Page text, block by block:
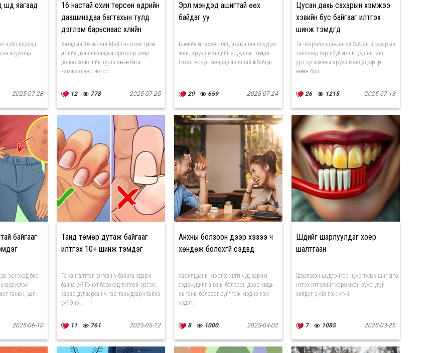
шүд яагаад
зүйл идэхэд
асуултад
2025-07-28
16 настай охин төрсөн өдрийн
даашинздаа багтахын тулд
дэглэм барьснаас үхлийн
ирмэгт хүрчээ
Хятадын 16 настай Мэй гэх охин төрсөн
өдрийн даашинзандаа орохоор хоёр
долоо хоногийн турш зөвхөн бага
хэмжээгээр ногоо ...
12 778 2025-07-25
Эрүүл мэндэд ашигтай өөх
байдаг уу
Биеийн өөх гэхээр бид ихэвчлэн илүүдэл
жин, эрүүл мэндийн асуудлыг төсөөлдөг.
Гэтэл эрүүл мэндэд ашигтай өөх байдаг.
29 659 2025-07-24
Цусан дахь сахарын хэмжээ
хэвийн бус байгааг илтгэх
шинж тэмдгүүд
Та чихрийн шижингүй байсан ч сахарын
түвшинд гарч буй өөрчлөлтүүд нь таны
урт хугацааны эрүүл мэндэд сөргөөр
нөлөөлж бол...
26 1215 2025-07-13
байгааг
эргэхэд бие
таньж, цаг
2025-06-10
Танд төмөр дутаж байгааг
илтгэх 10+ шинж тэмдэг
Та хангалттай унтсан ч байнга ядарч
байна уу? Гэнэт босоход толгой эргэж,
хавар дулаарсан ч гар тань даарч байна
уу? Энэ...
11 761 2025-05-12
Анхны болзоон дээр хэзээ ч
хөндөж болохгүй сэдвүүд
Харилцааны мэргэжилтнүүд зарим
сэдвүүдийг анхны болзоон дээр хөндөх
нь таны болзоог сүйтгэж мэднэ гэж
үздэг.
8 1000 2025-04-02
Шүдийг шарлуулдаг хоёр
шалтгаан
Шарласан шүдтэйгээ нүүр тулах шиг өөртөө
итгэх итгэлийг хоромхон зуур үгүй
хийдэг зүйл гэж үгүй.
7 1085 2025-03-25